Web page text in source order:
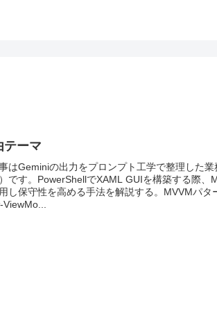
テーマ
はGeminiの出力をプロンプト工学で整理した
です。PowerShellでXAML GUIを構築する際、
し保守性を高める手法を解説する。MVVMパタ